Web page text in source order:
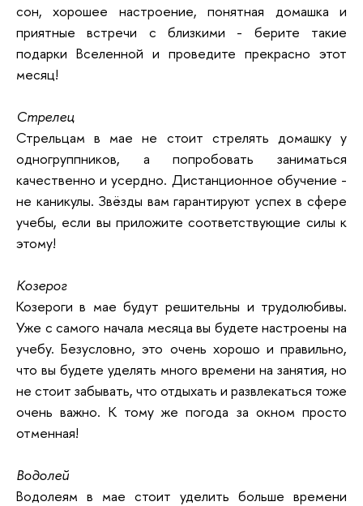
сон, хорошее настроение, понятная домашка и
приятные встречи с близкими - берите такие
подарки Вселенной и проведите прекрасно этот
месяц!
Стрелец
Стрельцам в мае не стоит стрелять домашку у
одногруппников, а попробовать заниматься
качественно и усердно. Дистанционное обучение -
не каникулы. Звёзды вам гарантируют успех в сфере
учебы, если вы приложите соответствующие силы к
этому!
Козерог
Козероги в мае будут решительны и трудолюбивы.
Уже с самого начала месяца вы будете настроены на
учебу. Безусловно, это очень хорошо и правильно,
что вы будете уделять много времени на занятия, но
не стоит забывать, что отдыхать и развлекаться тоже
очень важно. К тому же погода за окном просто
отменная!
Водолей
Водолеям в мае стоит уделить больше времени